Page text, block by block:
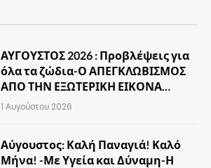
ΑΥΓΟΥΣΤΟΣ 2026 : Προβλέψεις για
όλα τα ζώδια-Ο ΑΠΕΓΚΛΩΒΙΣΜΟΣ
ΑΠΟ ΤΗΝ ΕΞΩΤΕΡΙΚΗ ΕΙΚΟΝΑ…
1 Αυγούστου 2026
Αύγουστος: Καλή Παναγιά! Καλό
Μήνα! -Με Υγεία και Δύναμη-Η